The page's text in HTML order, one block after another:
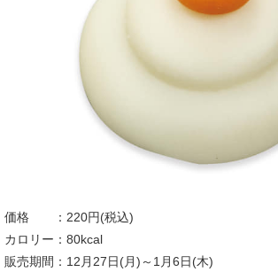
価格 ：220円(税込)
カロリー：80kcal
販売期間：12月27日(月)～1月6日(木)